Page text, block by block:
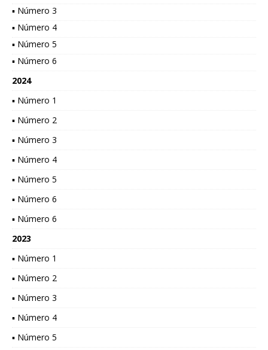
▪ Número 3
▪ Número 4
▪ Número 5
▪ Número 6
2024
▪ Número 1
▪ Número 2
▪ Número 3
▪ Número 4
▪ Número 5
▪ Número 6
▪ Número 6
2023
▪ Número 1
▪ Número 2
▪ Número 3
▪ Número 4
▪ Número 5